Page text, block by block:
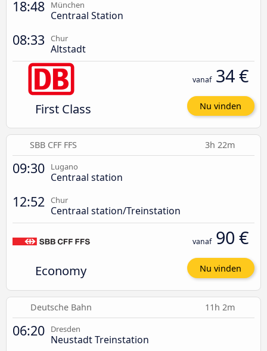
18:48 München
Centraal Station
08:33 Chur
Altstadt
First Class
vanaf 34 €
Nu vinden
SBB CFF FFS 3h 22m
09:30 Lugano
Centraal station
12:52 Chur
Centraal station/Treinstation
Economy
vanaf 90 €
Nu vinden
Deutsche Bahn 11h 2m
06:20 Dresden
Neustadt Treinstation